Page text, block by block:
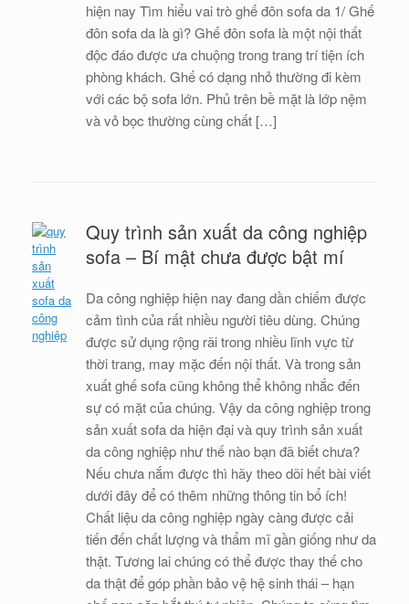
hiện nay Tìm hiểu vai trò ghế đôn sofa da 1/ Ghế
đôn sofa da là gì? Ghế đôn sofa là một nội thất
độc đáo được ưa chuộng trong trang trí tiện ích
phòng khách. Ghế có dạng nhỏ thường đi kèm
với các bộ sofa lớn. Phủ trên bề mặt là lớp nệm
và vỏ bọc thường cùng chất […]
Quy trình sản xuất da công nghiệp
sofa – Bí mật chưa được bật mí
Da công nghiệp hiện nay đang dần chiếm được
cảm tình của rất nhiều người tiêu dùng. Chúng
được sử dụng rộng rãi trong nhiều lĩnh vực từ
thời trang, may mặc đến nội thất. Và trong sản
xuất ghế sofa cũng không thể không nhắc đến
sự có mặt của chúng. Vậy da công nghiệp trong
sản xuất sofa da hiện đại và quy trình sản xuất
da công nghiệp như thế nào bạn đã biết chưa?
Nếu chưa nắm được thì hãy theo dõi hết bài viết
dưới đây để có thêm những thông tin bổ ích!
Chất liệu da công nghiệp ngày càng được cải
tiến đến chất lượng và thẩm mĩ gần giống như da
thật. Tương lai chúng có thể được thay thế cho
da thật để góp phần bảo vệ hệ sinh thái – hạn